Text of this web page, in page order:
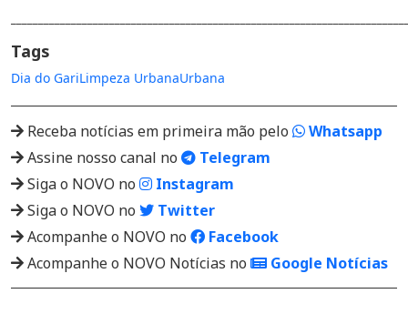
Tags
Dia do GariLimpeza UrbanaUrbana
Receba notícias em primeira mão pelo
Whatsapp
Assine nosso canal no
Telegram
Siga o NOVO no
Instagram
Siga o NOVO no
Twitter
Acompanhe o NOVO no
Facebook
Acompanhe o NOVO Notícias no
Google Notícias